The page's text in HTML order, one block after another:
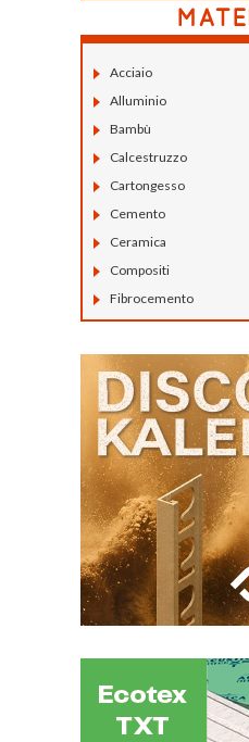
Acciaio
Alluminio
Bambù
Calcestruzzo
Cartongesso
Cemento
Ceramica
Compositi
Fibrocemento